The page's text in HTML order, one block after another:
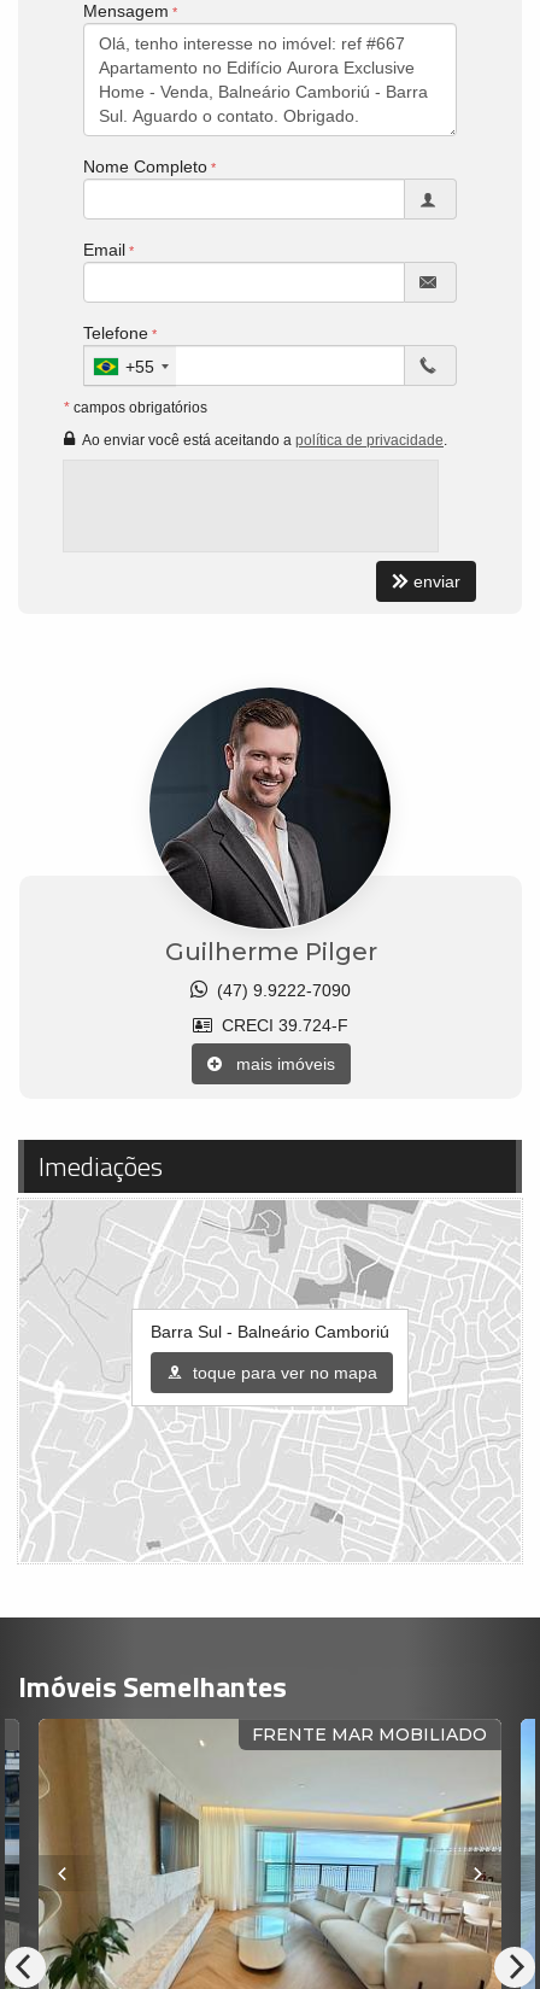
Mensagem
Nome Completo
Email
Telefone
+55
* campos obrigatórios
Ao enviar você está aceitando a política de privacidade
enviar
Guilherme Pilger
(47) 9.9222-7090
CRECI 39.724-F
mais imóveis
Imediações
Barra Sul - Balneário Camboriú
toque para ver no mapa
Imóveis Semelhantes
FRENTE MAR MOBILIADO